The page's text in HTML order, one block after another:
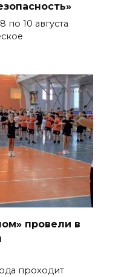
10 августа
провели в
проходит